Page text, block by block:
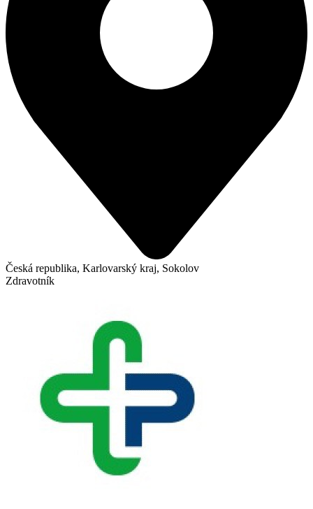
Česká republika, Karlovarský kraj, Sokolov
Zdravotník